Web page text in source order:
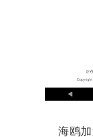
海鸥加速